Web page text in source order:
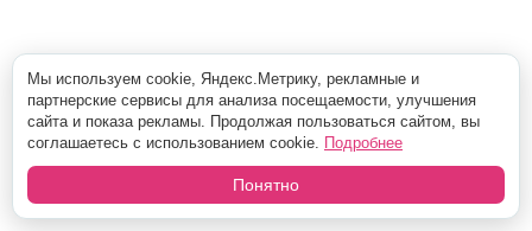
Мы используем cookie, Яндекс.Метрику, рекламные и
партнерские сервисы для анализа посещаемости, улучшения
сайта и показа рекламы. Продолжая пользоваться сайтом, вы
соглашаетесь с использованием cookie. Подробнее
Понятно